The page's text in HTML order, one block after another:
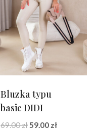
Bluzka typu
basic DIDI
69.00zł Pierwotna
59.00 złAktualna